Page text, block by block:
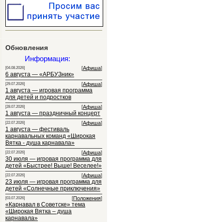
Обновления
Информация:
[04.08.2026] [Афиша]
6 августа — «АРБУЗник»
[29.07.2026] [Афиша]
1 августа — игровая программа
для детей и подростков
[28.07.2026] [Афиша]
1 августа — праздничный концерт
[22.07.2026] [Афиша]
1 августа — фестиваль
карнавальных команд «Широкая
Вятка - душа карнавала»
[22.07.2026] [Афиша]
30 июля — игровая программа для
детей «Быстрее! Выше! Веселее!»
[22.07.2026] [Афиша]
23 июля — игровая программа для
детей «Солнечные приключения»
[03.07.2026] [Положения]
«Карнавал в Советске» тема
«Широкая Вятка – душа
карнавала»